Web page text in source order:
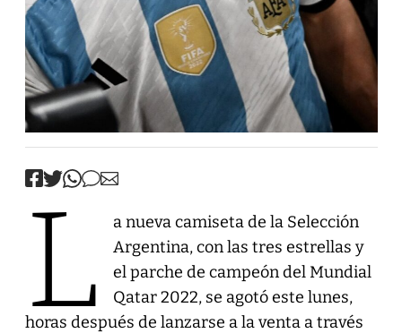
L
a nueva camiseta de la Selección
Argentina, con las tres estrellas y
el parche de campeón del Mundial
Qatar 2022, se agotó este lunes,
horas después de lanzarse a la venta a través